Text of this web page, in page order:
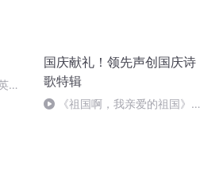
语
国庆献礼！领先声创国庆诗
歌特辑
《祖国啊，我亲爱的祖国》温